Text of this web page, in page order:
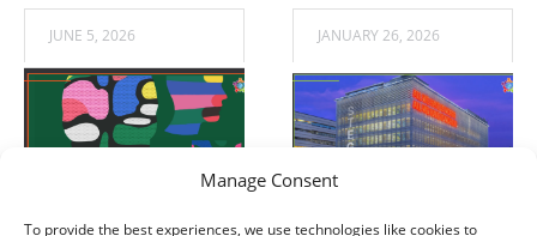
Manage Consent
To provide the best experiences, we use technologies like cookies to
JUNE 5, 2026
Υποτροφίες για
JANUARY 26, 2026
Υποτροφίες για